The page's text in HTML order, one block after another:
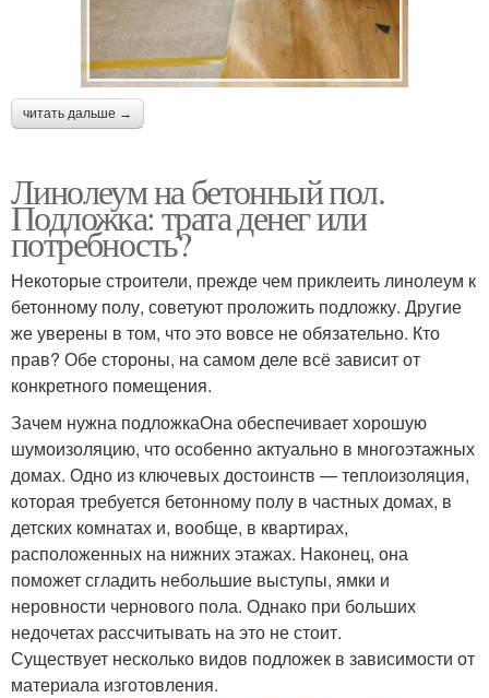
читать дальше →
Линолеум на бетонный пол.
Подложка: трата денег или
потребность?
Некоторые строители, прежде чем приклеить линолеум к
бетонному полу, советуют проложить подложку. Другие
же уверены в том, что это вовсе не обязательно. Кто
прав? Обе стороны, на самом деле всё зависит от
конкретного помещения.
Зачем нужна подложкаОна обеспечивает хорошую
шумоизоляцию, что особенно актуально в многоэтажных
домах. Одно из ключевых достоинств — теплоизоляция,
которая требуется бетонному полу в частных домах, в
детских комнатах и, вообще, в квартирах,
расположенных на нижних этажах. Наконец, она
поможет сгладить небольшие выступы, ямки и
неровности чернового пола. Однако при больших
недочетах рассчитывать на это не стоит.
Существует несколько видов подложек в зависимости от
материала изготовления.